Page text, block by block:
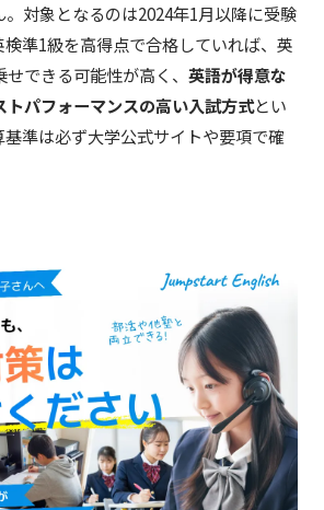
。対象となるのは2024年1月以降に受験
検準1級を高得点で合格していれば、英
できる可能性が高く、 英語が得意な
トパフォーマンスの高い入試方式とい
基準は必ず大学公式サイトや要項で確